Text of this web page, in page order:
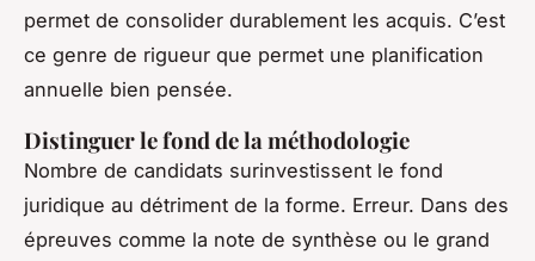
permet de consolider durablement les acquis. C’est
ce genre de rigueur que permet une planification
annuelle bien pensée.
Distinguer le fond de la méthodologie
Nombre de candidats surinvestissent le fond
juridique au détriment de la forme. Erreur. Dans des
épreuves comme la note de synthèse ou le grand